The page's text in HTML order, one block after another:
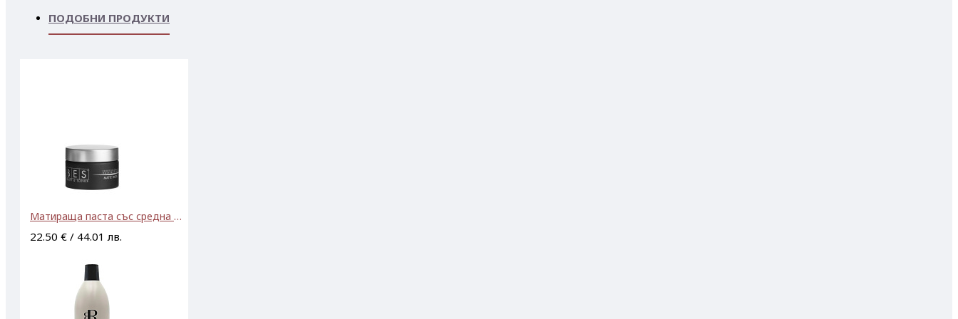
ПОДОБНИ ПРОДУКТИ
Матираща паста със средна фиксация BES Professional Hair Fashion Matte Paste 50ml
22.50 € / 44.01 лв.